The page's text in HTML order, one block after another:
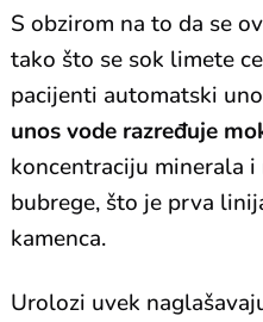
S obzirom na to da se
tako što se sok limete
pacijenti automatski
unos vode razređuje
koncentraciju minerala
bubrege, što je prva
kamenca.
Urolozi uvek